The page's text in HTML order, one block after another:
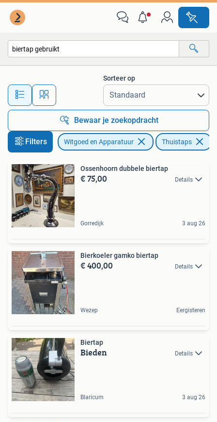
Alle afstanden…
Sorteer op
Bewaar je zoekopdracht
Filters Witgoed en Apparatuur Thuistaps
Ossenhoorn dubbele biertap
€ 75,00 Details
Gorredijk 3 aug 26
Bierkoeler gamko biertap
€ 400,00 Details
Wezep Eergisteren
Biertap
Bieden Details
Blaricum 3 aug 26